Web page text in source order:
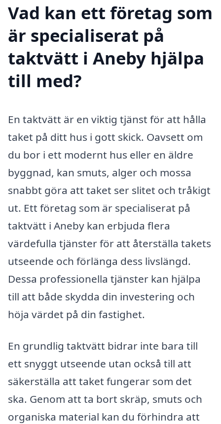
Vad kan ett företag som
är specialiserat på
taktvätt i Aneby hjälpa
till med?
En taktvätt är en viktig tjänst för att hålla
taket på ditt hus i gott skick. Oavsett om
du bor i ett modernt hus eller en äldre
byggnad, kan smuts, alger och mossa
snabbt göra att taket ser slitet och tråkigt
ut. Ett företag som är specialiserat på
taktvätt i Aneby kan erbjuda flera
värdefulla tjänster för att återställa takets
utseende och förlänga dess livslängd.
Dessa professionella tjänster kan hjälpa
till att både skydda din investering och
höja värdet på din fastighet.
En grundlig taktvätt bidrar inte bara till
ett snyggt utseende utan också till att
säkerställa att taket fungerar som det
ska. Genom att ta bort skräp, smuts och
organiska material kan du förhindra att